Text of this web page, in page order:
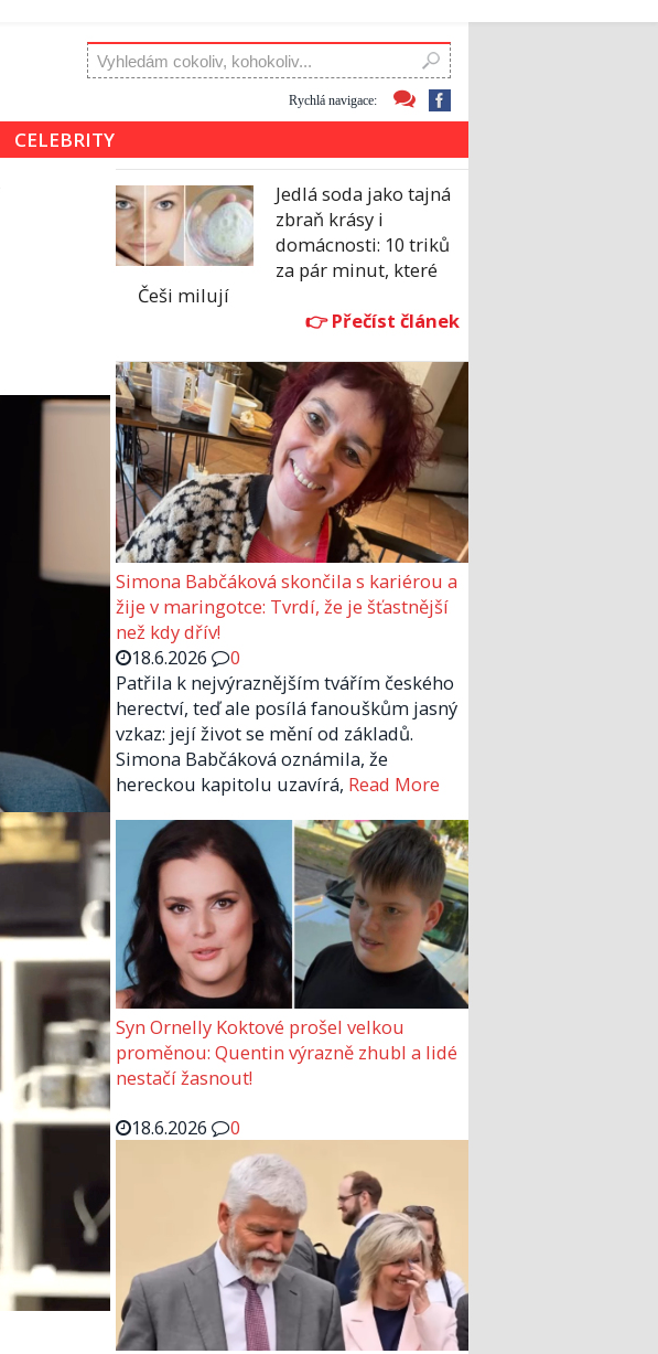
Rychlá navigace:
CELEBRITY
Jedlá soda jako tajná
zbraň krásy i
domácnosti: 10 triků
za pár minut, které
Češi milují
Simona Babčáková skončila s kariérou a
žije v maringotce: Tvrdí, že je šťastnější
než kdy dřív!
18.6.2026
0
Patřila k nejvýraznějším tvářím českého
herectví, teď ale posílá fanouškům jasný
vzkaz: její život se mění od základů.
Simona Babčáková oznámila, že
hereckou kapitolu uzavírá, Read More
Syn Ornelly Koktové prošel velkou
proměnou: Quentin výrazně zhubl a lidé
nestačí žasnout!
18.6.2026
0